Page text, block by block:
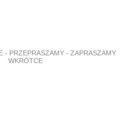
- PRZEPRASZAMY - ZAPRASZAMY
WKRÓTCE